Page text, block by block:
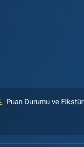
Puan Durumu ve Fikstür